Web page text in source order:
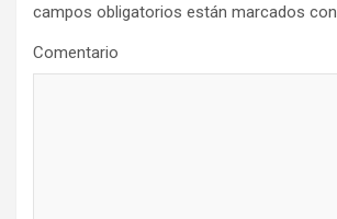
campos obligatorios están marcados con
Comentario